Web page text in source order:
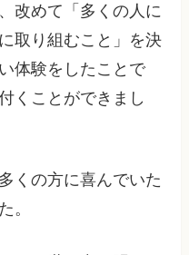
改めて「多くの人に
取り組むこと」を決
体験をしたことで
くことができまし
くの方に喜んでいた
。